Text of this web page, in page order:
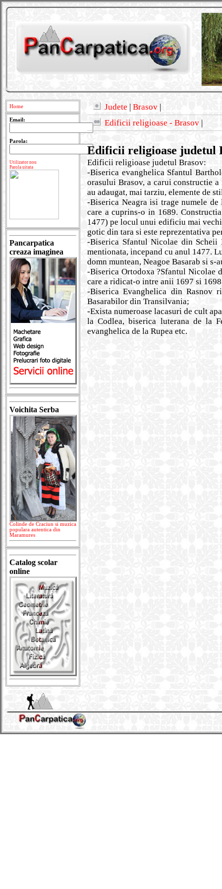
Home
Email:
Parola:
Utilizator nou
Parola uitata
Pancarpatica
creaza imaginea
Voichita Serba
Colinde de Craciun si muzica
populara autentica din
Maramures
Catalog scolar
online
Judete | Brasov |
Edificii religioase - Brasov |
Edificii religioase judetul
Edificii religioase judetul Brasov:
-Biserica evanghelica Sfantul
orasului Brasov, a carui constructie
au adaugat, mai tarziu, elemente de
-Biserica Neagra isi trage numele
care a cuprins-o in 1689.
1477) pe locul unui edificiu mai
gotic din tara si este reprezentativa
-Biserica Sfantul Nicolae din Scheii
mentionata, incepand cu anul 1477.
domn muntean, Neagoe Basarab si
-Biserica Ortodoxa ?Sfantul Nicolae
care a ridicat-o intre anii 1697 si
-Biserica Evanghelica din Rasnov
Basarabilor din Transilvania;
-Exista numeroase lacasuri de cult
la Codlea, biserica luterana de la
evanghelica de la Rupea etc.